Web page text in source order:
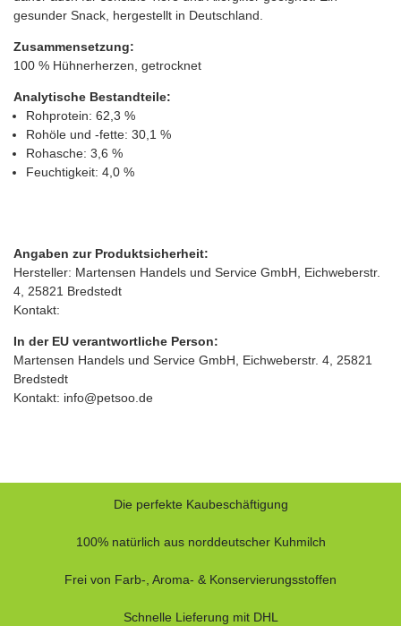
gesunder Snack, hergestellt in Deutschland.
Zusammensetzung:
100 % Hühnerherzen, getrocknet
Analytische Bestandteile:
Rohprotein: 62,3 %
Rohöle und -fette: 30,1 %
Rohasche: 3,6 %
Feuchtigkeit: 4,0 %
Angaben zur Produktsicherheit:
Hersteller: Martensen Handels und Service GmbH, Eichweberstr.
4, 25821 Bredstedt
Kontakt:
In der EU verantwortliche Person:
Martensen Handels und Service GmbH, Eichweberstr. 4, 25821
Bredstedt
Kontakt: info@petsoo.de
Die perfekte Kaubeschäftigung
100% natürlich aus norddeutscher Kuhmilch
Frei von Farb-, Aroma- & Konservierungsstoffen
Schnelle Lieferung mit DHL